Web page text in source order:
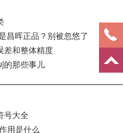
昌晖正品？别被忽悠了
差和整体精度
的那些事儿
号大全
用是什么